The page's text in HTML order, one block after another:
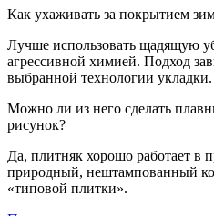
Как ухаживать за покрытием
Лучше использовать щадящую
агрессивной химией. Подход
выбранной технологии укладки.
Можно ли из него сделать
рисунок?
Да, плитняк хорошо работает в
природный, нештампованный
«типовой плитки».